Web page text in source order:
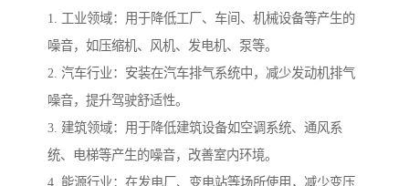
1. 工业领域：用于降低工厂、车间、机械设备等产生的
噪音，如压缩机、风机、发电机、泵等。
2. 汽车行业：安装在汽车排气系统中，减少发动机排气
噪音，提升驾驶舒适性。
3. 建筑领域：用于降低建筑设备如空调系统、通风系
统、电梯等产生的噪音，改善室内环境。
4. 能源行业：在发电厂、变电站等场所使用，减少变压